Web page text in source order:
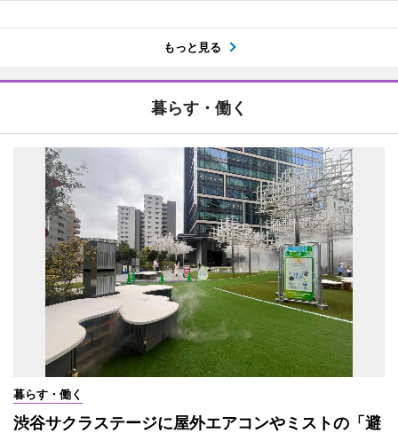
もっと見る
暮らす・働く
暮らす・働く
渋谷サクラステージに屋外エアコンやミストの「避